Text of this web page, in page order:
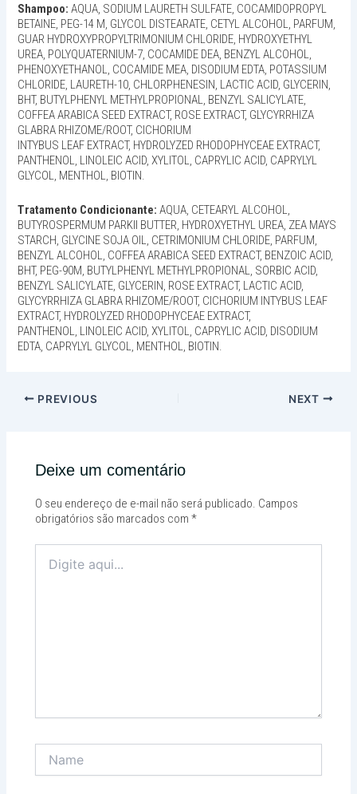
Shampoo: AQUA, SODIUM LAURETH SULFATE, COCAMIDOPROPYL
BETAINE, PEG-14 M, GLYCOL DISTEARATE, CETYL ALCOHOL, PARFUM,
GUAR HYDROXYPROPYLTRIMONIUM CHLORIDE, HYDROXYETHYL
UREA, POLYQUATERNIUM-7, COCAMIDE DEA, BENZYL ALCOHOL,
PHENOXYETHANOL, COCAMIDE MEA, DISODIUM EDTA, POTASSIUM
CHLORIDE, LAURETH-10, CHLORPHENESIN, LACTIC ACID, GLYCERIN,
BHT, BUTYLPHENYL METHYLPROPIONAL, BENZYL SALICYLATE,
COFFEA ARABICA SEED EXTRACT, ROSE EXTRACT, GLYCYRRHIZA
GLABRA RHIZOME/ROOT, CICHORIUM
INTYBUS LEAF EXTRACT, HYDROLYZED RHODOPHYCEAE EXTRACT,
PANTHENOL, LINOLEIC ACID, XYLITOL, CAPRYLIC ACID, CAPRYLYL
GLYCOL, MENTHOL, BIOTIN.
Tratamento Condicionante: AQUA, CETEARYL ALCOHOL,
BUTYROSPERMUM PARKII BUTTER, HYDROXYETHYL UREA, ZEA MAYS
STARCH, GLYCINE SOJA OIL, CETRIMONIUM CHLORIDE, PARFUM,
BENZYL ALCOHOL, COFFEA ARABICA SEED EXTRACT, BENZOIC ACID,
BHT, PEG-90M, BUTYLPHENYL METHYLPROPIONAL, SORBIC ACID,
BENZYL SALICYLATE, GLYCERIN, ROSE EXTRACT, LACTIC ACID,
GLYCYRRHIZA GLABRA RHIZOME/ROOT, CICHORIUM INTYBUS LEAF
EXTRACT, HYDROLYZED RHODOPHYCEAE EXTRACT,
PANTHENOL, LINOLEIC ACID, XYLITOL, CAPRYLIC ACID, DISODIUM
EDTA, CAPRYLYL GLYCOL, MENTHOL, BIOTIN.
PREVIOUS NEXT
Deixe um comentário
O seu endereço de e-mail não será publicado. Campos
obrigatórios são marcados com*
aqui...